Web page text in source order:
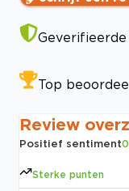
Top
Review
Positief sentiment0
Sterke punten